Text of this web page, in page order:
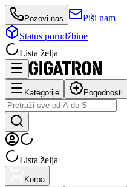
Pozovi nas
Piši nam
Status porudžbine
Lista želja
Kategorije Pogodnosti
Lista želja
Korpa